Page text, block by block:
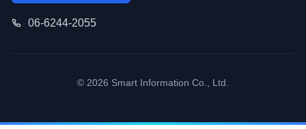
06-6244-2055
© 2026 Smart Information Co., Ltd.